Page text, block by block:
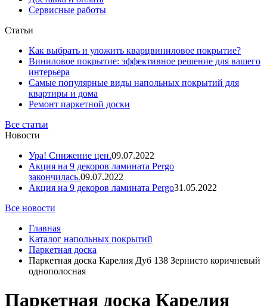
Сервисные работы
Статьи
Как выбрать и уложить кварцвиниловое покрытие?
Виниловое покрытие: эффективное решение для вашего
интерьера
Самые популярные виды напольных покрытий для
квартиры и дома
Ремонт паркетной доски
Все статьи
Новости
Ура! Снижение цен.09.07.2022
Акция на 9 декоров ламината Pergo
закончилась.09.07.2022
Акция на 9 декоров ламината Pergo31.05.2022
Все новости
Главная
Каталог напольных покрытий
Паркетная доска
Паркетная доска Карелия Дуб 138 Зернисто коричневый
однополосная
Паркетная доска Карелия